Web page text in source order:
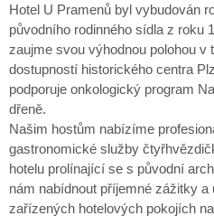
Hotel U Pramenů byl vybudován
původního rodinného sídla z roku
zaujme svou výhodnou polohou
dostupností historického centra
podporuje onkologický program
dřeně.
Našim hostům nabízíme
gastronomické služby
hotelu prolínající se s původní
nám nabídnout příjemné zážitky
zařízených hotelových pokojích